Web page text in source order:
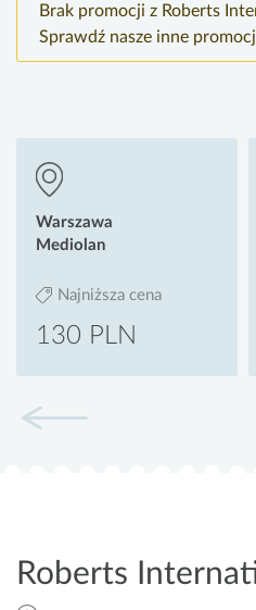
Brak promocji z Roberts
Sprawdź nasze inne
Warszawa
Mediolan
Najniższa cena
130 PLN
Roberts